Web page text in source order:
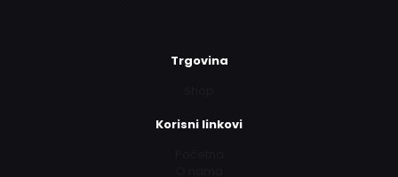
Trgovina
Korisni linkovi